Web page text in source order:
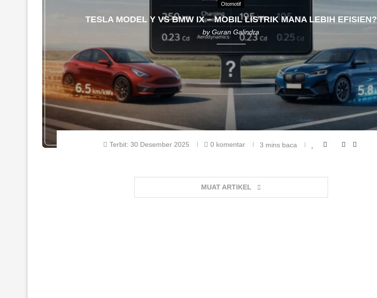
Otomotif
TESLA MODEL Y VS BMW IX – MOBIL LISTRIK MANA LEBIH EFISIEN?
byGuran Galindra
Terbit: 30 Desember 2025 0 komentar 3 mins baca
MUAT ARTIKEL